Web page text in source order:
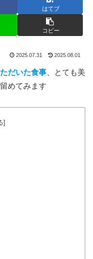
はてブ
コピー
2025.07.31 2025.08.01
だいた食事 、とても美
めてみます